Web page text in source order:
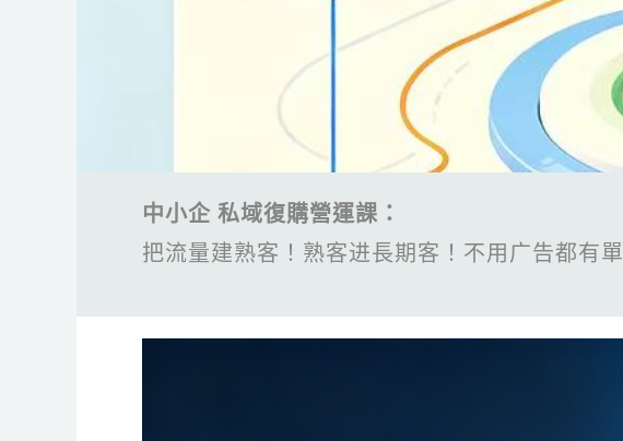
中小企 私域復購營運課：
把流量建熟客！熟客进長期客！不用广告都有單